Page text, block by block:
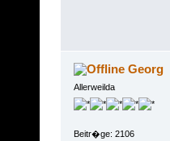
Georg
Allerweilda
Beitr�ge: 2106